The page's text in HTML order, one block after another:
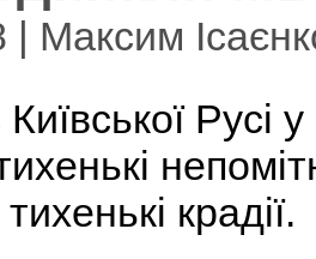
| Максим
Русі
крадії.